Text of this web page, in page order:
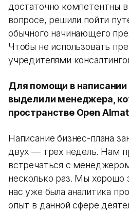
достаточно компетентны
вопросе, решили пойти
обычного начинающего
Чтобы не использовать
учредителями
Для помощи в
выделили менеджера,
пространстве Open
Написание бизнес-плана
двух — трех недель. Нам
встречаться с
несколько раз. Мы хорошо
нас уже была аналитика
опыт в данной сфере